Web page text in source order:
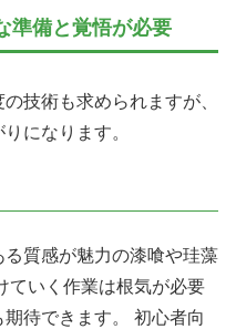
備と覚悟が必要
技術も求められますが、
になります。
質感が魅力の漆喰や珪藻
ていく作業は根気が必要
待できます。 初心者向